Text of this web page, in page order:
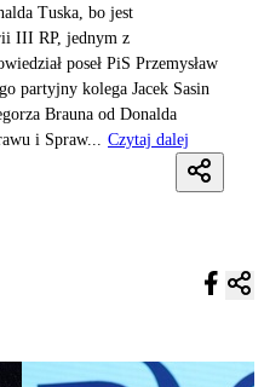
Tuska, bo jest
III RP, jednym z
poseł PiS Przemysław
partyjny kolega Jacek Sasin
Brauna od Donalda
i Spraw...
Czytaj dalej